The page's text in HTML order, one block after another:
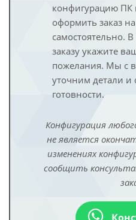
конфигурацию ПК
оформить заказ
самостоятельно.
заказу укажите
пожелания. Мы с
уточним детали
готовности.
Конфигурация
не является
изменениях
сообщить